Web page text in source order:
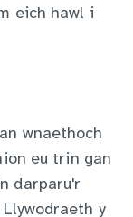
eich hawl i
wnaethoch
eu trin gan
darparu'r
y